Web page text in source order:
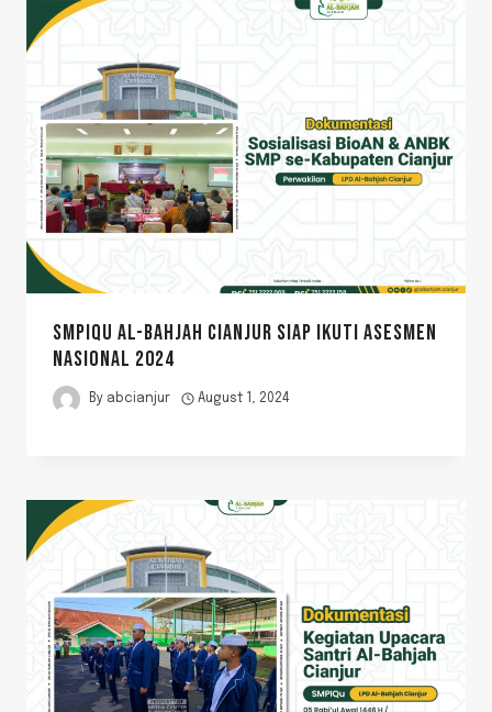
SMPIQU AL-BAHJAH CIANJUR SIAP IKUTI ASESMEN
NASIONAL 2024
By abcianjur August 1, 2024